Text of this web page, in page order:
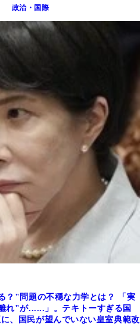
政治・国際
？"問題の不穏な力学とは？ 「実
れ"が......」。テキトーすぎる国
、国民が望んでいない皇室典範改